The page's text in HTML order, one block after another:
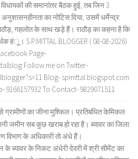
की समानांतर बैठक हुई, तब जिन 3
का नोटिस दिया, उसमें धर्मेन्द्र
गहलोत के साथ खड़े हैं। राठौड़ का कहना है कि
हंू। S.P.MITTAL BLOGGER ( 08-08-2026)
Page-
Follow me on Twitter-
Blog- spmittal.blogspot.com
9166157932 To Contact- 9829071511
ग्रामीणों का जीना मुश्किल। प्रतिबंधित केमिकल
जमीन सब कुछ खराब हो रहा है। ब्यावर का जिला
विभाग के अधिकारी तो अंधे हैं।
के ब्यावर के निकट अंधेरी देवरी में श्री सीमेंट का